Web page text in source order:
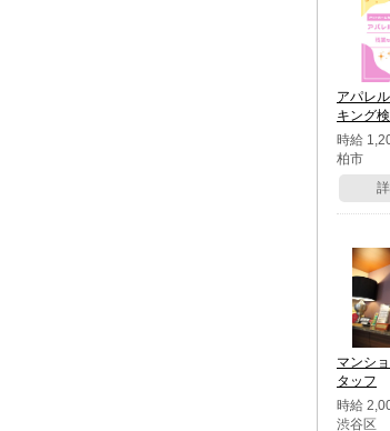
アパレ
キング
時給
柏市
マンシ
タッフ
時給
渋谷区